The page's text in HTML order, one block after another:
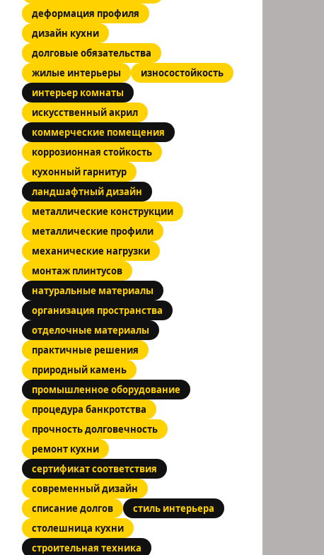
деформация профиля
дизайн кухни
долговые обязательства
жилые интерьеры
износостойкость
интерьер комнаты
искусственный акрил
коммерческие помещения
коррозионная стойкость
кухонный гарнитур
ландшафтный дизайн
металлические конструкции
металлические профили
механические нагрузки
монтаж плинтусов
натуральные материалы
организация пространства
отделочные материалы
практичные решения
природный камень
промышленное оборудование
процедура банкротства
прочность долговечность
ремонт кухни
сертификат соответствия
современный дизайн
списание долгов
стиль интерьера
столешница кухни
строительная техника